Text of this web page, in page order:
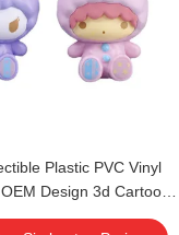
Plastic PVC Vinyl
Design 3d Cartoon
Toys